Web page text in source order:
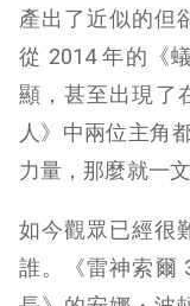
產出了近似的但
從 2014 年的《
顯，甚至出現了
人》中兩位主角
力量，那麼就一
如今觀眾已經很
誰。《雷神索爾